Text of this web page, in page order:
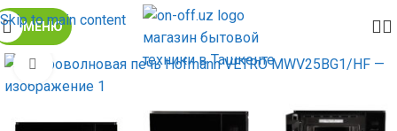
Skip to main content
МЕНЮ
Click to enlarge